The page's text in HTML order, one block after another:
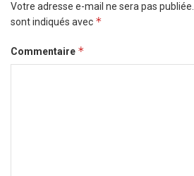
Votre adresse e-mail ne sera pas publiée.
sont indiqués avec *
Commentaire *